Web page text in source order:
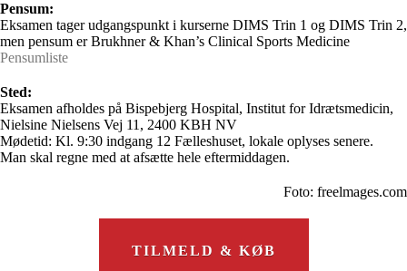
Pensum:
Eksamen tager udgangspunkt i kurserne DIMS Trin 1 og DIMS Trin 2,
men pensum er Brukhner & Khan’s Clinical Sports Medicine
Pensumliste
Sted:
Eksamen afholdes på Bispebjerg Hospital, Institut for Idrætsmedicin,
Nielsine Nielsens Vej 11, 2400 KBH NV
Mødetid: Kl. 9:30 indgang 12 Fælleshuset, lokale oplyses senere.
Man skal regne med at afsætte hele eftermiddagen.
Foto: freelmages.com
TILMELD & KØB